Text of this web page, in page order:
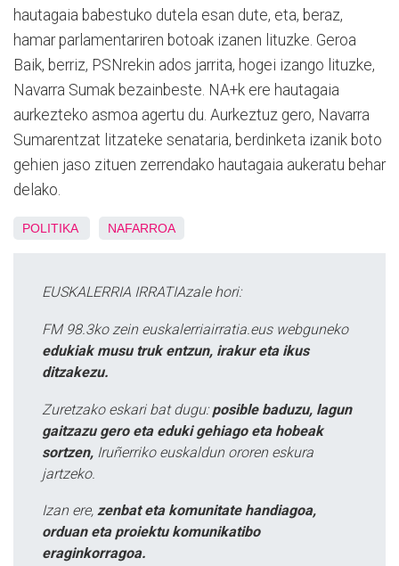
hautagaia babestuko dutela esan dute, eta, beraz,
hamar parlamentariren botoak izanen lituzke. Geroa
Baik, berriz, PSNrekin ados jarrita, hogei izango lituzke,
Navarra Sumak bezainbeste. NA+k ere hautagaia
aurkezteko asmoa agertu du. Aurkeztuz gero, Navarra
Sumarentzat litzateke senataria, berdinketa izanik boto
gehien jaso zituen zerrendako hautagaia aukeratu behar
delako.
POLITIKA NAFARROA
EUSKALERRIA IRRATIAzale hori:
FM 98.3ko zein euskalerriairratia.eus webguneko
edukiak musu truk entzun, irakur eta ikus
ditzakezu.
Zuretzako eskari bat dugu: posible baduzu, lagun
gaitzazu gero eta eduki gehiago eta hobeak
sortzen, Iruñerriko euskaldun ororen eskura
jartzeko.
Izan ere, zenbat eta komunitate handiagoa,
orduan eta proiektu komunikatibo
eraginkorragoa.